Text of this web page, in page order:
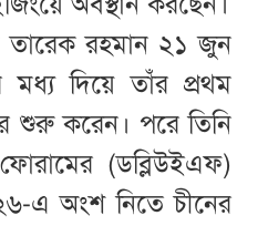
তারেক রহমান ২১ জুন
মধ্য দিয়ে তাঁর প্রথম
শুরু করেন। পরে তিনি
(ডব্লিউইএফ)
এ অংশ নিতে চীনের